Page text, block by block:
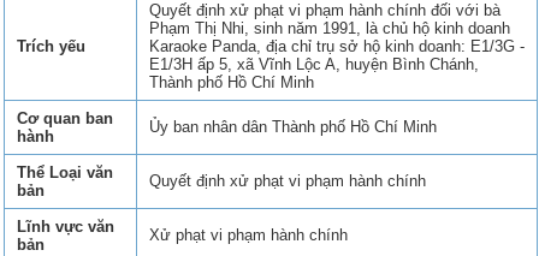
Trích yếu
Quyết định xử phạt vi phạm hành chính đối với bà
Phạm Thị Nhi, sinh năm 1991, là chủ hộ kinh doanh
Karaoke Panda, địa chỉ trụ sở hộ kinh doanh: E1/3G -
E1/3H ấp 5, xã Vĩnh Lộc A, huyện Bình Chánh,
Thành phố Hồ Chí Minh
Cơ quan ban
hành
Ủy ban nhân dân Thành phố Hồ Chí Minh
Thể Loại văn
bản
Quyết định xử phạt vi phạm hành chính
Lĩnh vực văn
bản
Xử phạt vi phạm hành chính